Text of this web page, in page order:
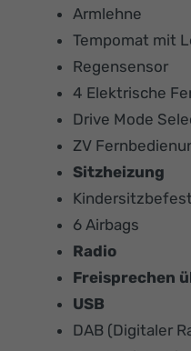
Armlehne
Tempomat mit
Regensensor
4 Elektrische
Drive Mode
ZV
Sitzheizung
6 Airbags
Radio
Freisprechen
USB
DAB (Digitaler